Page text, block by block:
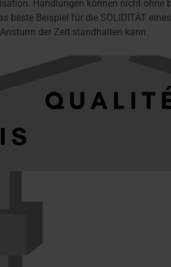
Handlungen können nicht ohne
beste Beispiel für die SOLIDITÄT
der Zeit standhalten kann.